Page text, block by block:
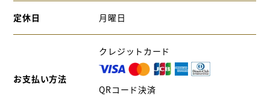
定休日 月曜日
お支払い方法
クレジットカード
QRコード決済